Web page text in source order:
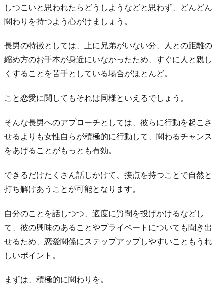
さ
る
4.
男
し
を
褒
め
る
5.
断
し
て
あ
る
しつこいと思われたらどうしようなどと思わず、どんどん
関わりを持つよう心がけましょう。
長男の特徴としては、上に兄弟がいない分、人との距離の
縮め方のお手本が身近にいなかったため、すぐに人と親し
くすることを苦手としている場合がほとんど。
こと恋愛に関してもそれは同様といえるでしょう。
そんな長男へのアプローチとしては、彼らに行動を起こさ
せるよりも女性自らが積極的に行動して、関わるチャンス
をあげることがもっとも有効。
できるだけたくさん話しかけて、接点を持つことで自然と
打ち解けあうことが可能となります。
自分のことを話しつつ、適度に質問を投げかけるなどし
て、彼の興味のあることやプライベートについても聞き出
せるため、恋愛関係にステップアップしやすいこともうれ
しいポイント。
まずは、積極的に関わりを。